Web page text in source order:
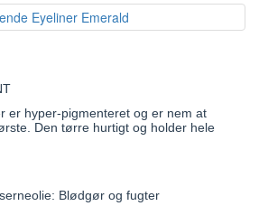
er hyper-pigmenteret og er nem at
Den tørre hurtigt og holder hele
Blødgør og fugter